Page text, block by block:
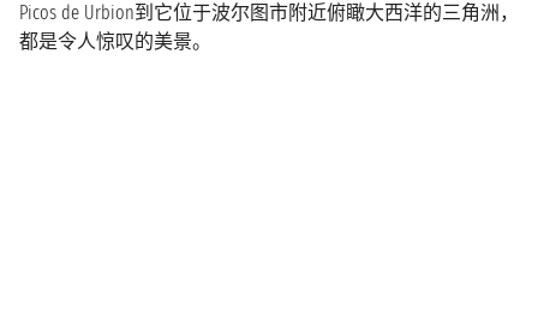
Picos de Urbion到它位于波尔图市附近俯瞰大西洋的三角洲，
都是令人惊叹的美景。